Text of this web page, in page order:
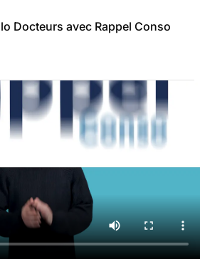
Docteurs avec Rappel Conso